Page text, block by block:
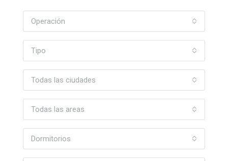
Operación
Tipo
Todas las ciudades
Todas las areas
Dormitorios